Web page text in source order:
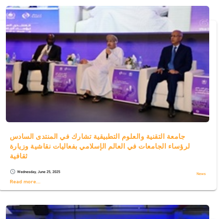
جامعة التقنية والعلوم التطبيقية تشارك في المنتدى السادس
لرؤساء الجامعات في العالم الإسلامي بفعاليات نقاشية وزيارة
ثقافية
schedule Wednesday, June 25, 2025 News
Read more...